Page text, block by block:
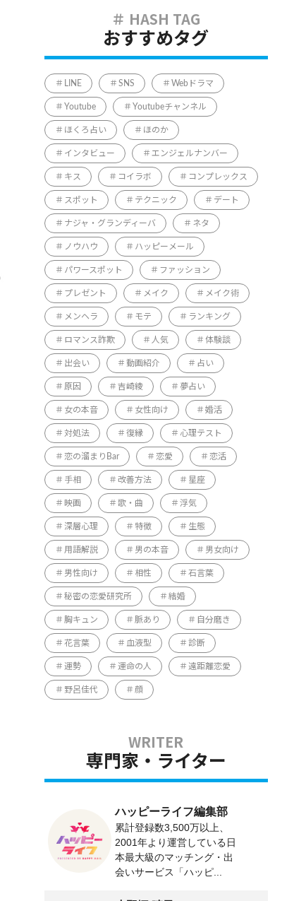
おすすめタグ
LINE SNS Webドラマ
Youtube Youtubeチャンネル
ほくろ占い ほのか
インタビュー エンジェルナンバー
キス コイラボ コンプレックス
スポット テクニック デート
ナジャ・グランディーバ ネタ
ノウハウ ハッピーメール
パワースポット ファッション
プレゼント メイク メイク術
メンヘラ モテ ランキング
ロマンス詐欺 人気 体験談
出会い 動画紹介 占い
原因 吉崎綾 夢占い
女の本音 女性向け 婚活
対処法 復縁 心理テスト
恋の溜まりBar 恋愛 恋活
手相 改善方法 星座
映画 歌・曲 浮気
深層心理 特徴 生態
用語解説 男の本音 男女向け
男性向け 相性 石言葉
秘密の恋愛研究所 結婚
胸キュン 脈あり 自分磨き
花言葉 血液型 診断
運勢 運命の人 遠距離恋愛
野呂佳代 顔
専門家・ライター
ハッピーライフ編集部
累計登録数3,500万以上、
2001年より運営している日
本最大級のマッチング・出
会いサービス「ハッピ...